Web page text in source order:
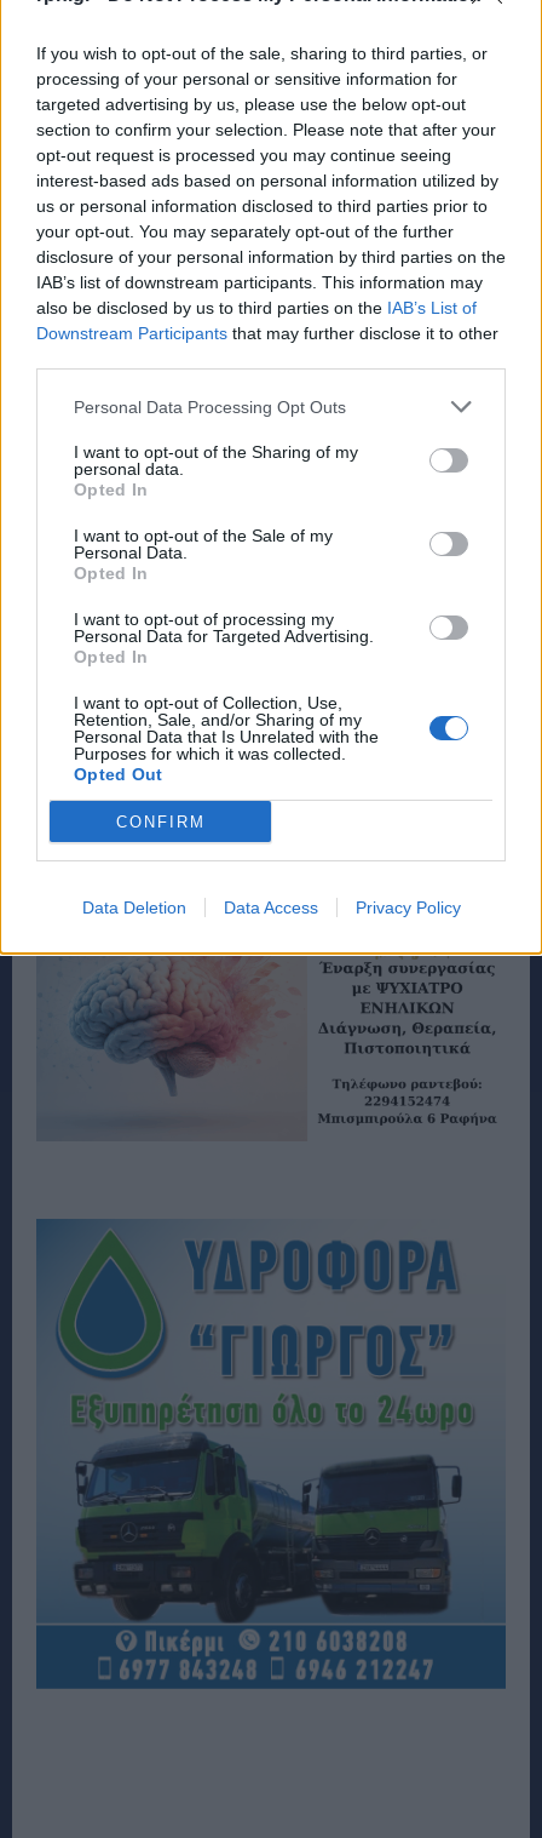
If you wish to opt-out of the sale, sharing to third parties, or
processing of your personal or sensitive information for
targeted advertising by us, please use the below opt-out
section to confirm your selection. Please note that after your
opt-out request is processed you may continue seeing
interest-based ads based on personal information utilized by
us or personal information disclosed to third parties prior to
your opt-out. You may separately opt-out of the further
disclosure of your personal information by third parties on the
IAB’s list of downstream participants. This information may
also be disclosed by us to third parties on the IAB’s List of
Downstream Participants that may further disclose it to other
Personal Data Processing Opt Outs
I want to opt-out of the Sharing of my
personal data.
Opted In
I want to opt-out of the Sale of my
Personal Data.
Opted In
I want to opt-out of processing my
Personal Data for Targeted Advertising.
Opted In
I want to opt-out of Collection, Use,
Retention, Sale, and/or Sharing of my
Personal Data that Is Unrelated with the
Purposes for which it was collected.
Opted Out
CONFIRM
Data Deletion Data Access Privacy Policy